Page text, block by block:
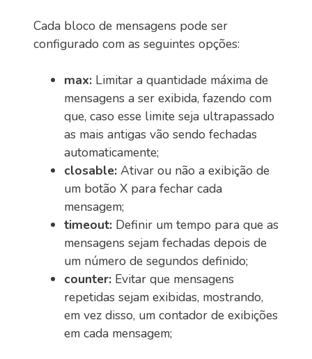
Cada bloco de mensagens pode ser
configurado com as seguintes opções:
max: Limitar a quantidade máxima de
mensagens a ser exibida, fazendo com
que, caso esse limite seja ultrapassado
as mais antigas vão sendo fechadas
automaticamente;
closable: Ativar ou não a exibição de
um botão X para fechar cada
mensagem;
timeout: Definir um tempo para que as
mensagens sejam fechadas depois de
um número de segundos definido;
counter: Evitar que mensagens
repetidas sejam exibidas, mostrando,
em vez disso, um contador de exibições
em cada mensagem;